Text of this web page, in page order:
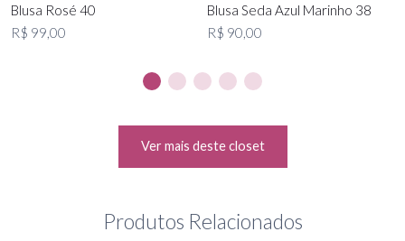
Blusa Rosé 40
R$ 99,00
Blusa Seda Azul Marinho 38
R$ 90,00
Ver mais deste closet
Produtos Relacionados